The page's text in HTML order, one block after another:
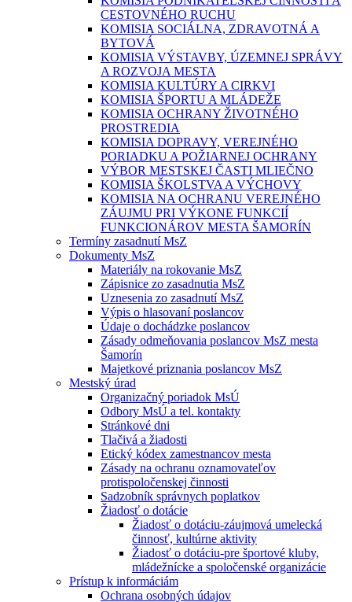
CESTOVNÉHO RUCHU
KOMISIA SOCIÁLNA, ZDRAVOTNÁ A
BYTOVÁ
KOMISIA VÝSTAVBY, ÚZEMNEJ SPRÁVY
A ROZVOJA MESTA
KOMISIA KULTÚRY A CIRKVI
KOMISIA ŠPORTU A MLÁDEŽE
KOMISIA OCHRANY ŽIVOTNÉHO
PROSTREDIA
KOMISIA DOPRAVY, VEREJNÉHO
PORIADKU A POŽIARNEJ OCHRANY
VÝBOR MESTSKEJ ČASTI MLIEČNO
KOMISIA ŠKOLSTVA A VÝCHOVY
KOMISIA NA OCHRANU VEREJNÉHO
ZÁUJMU PRI VÝKONE FUNKCIÍ
FUNKCIONÁROV MESTA ŠAMORÍN
Termíny zasadnutí MsZ
Dokumenty MsZ
Materiály na rokovanie MsZ
Zápisnice zo zasadnutia MsZ
Uznesenia zo zasadnutí MsZ
Výpis o hlasovaní poslancov
Údaje o dochádzke poslancov
Zásady odmeňovania poslancov MsZ mesta
Šamorín
Majetkové priznania poslancov MsZ
Mestský úrad
Organizačný poriadok MsÚ
Odbory MsÚ a tel. kontakty
Stránkové dni
Tlačivá a žiadosti
Etický kódex zamestnancov mesta
Zásady na ochranu oznamovateľov
protispoločenskej činnosti
Sadzobník správnych poplatkov
Žiadosť o dotácie
Žiadosť o dotáciu-záujmová umelecká
činnosť, kultúrne aktivity
Žiadosť o dotáciu-pre športové kluby,
mládežnícke a spoločenské organizácie
Prístup k informáciám
Ochrana osobných údajov